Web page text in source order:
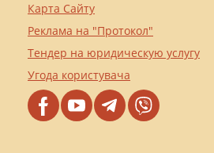
Карта Сайту
Реклама на "Протокол"
Тендер на юридическую услугу
Угода користувача